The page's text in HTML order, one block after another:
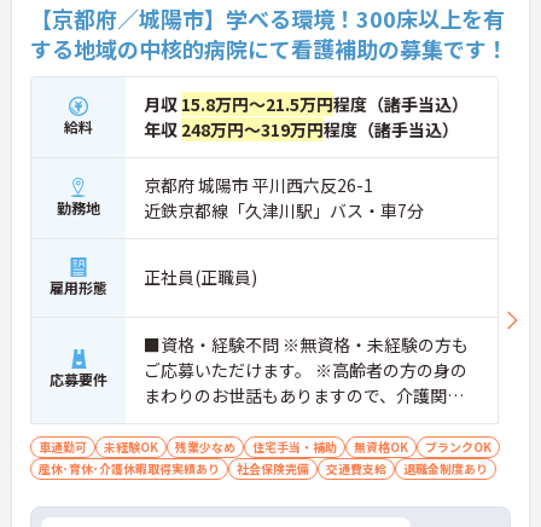
【京都府／城陽市】学べる環境！300床以上を有
する地域の中核的病院にて看護補助の募集です！
給料
月収 15.8万円～21.5万円程度（諸手当込）
年収 248万円～319万円程度（諸手当込）
勤務地
京都府 城陽市 平川西六反26-1
近鉄京都線「久津川駅」バス・車7分
雇用形態 正社員(正職員)
応募要件
■資格・経験不問 ※無資格・未経験の方も
ご応募いただけます。 ※高齢者の方の身の
まわりのお世話もありますので、介護関係
の仕事をお持ちの方も歓迎。
車通勤可 未経験OK 残業少なめ 住宅手当・補助 無資格OK
ブランクOK
産休･育休･介護休暇取得実績あり
社会保険完備 交通費支給 退職金制度あり